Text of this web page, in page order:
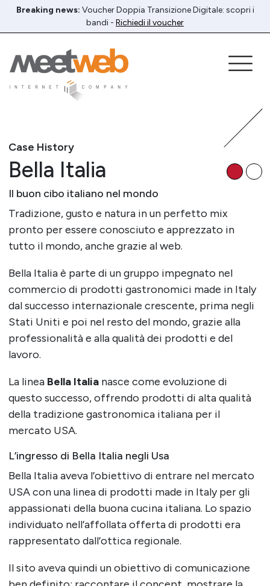
Breaking news: Voucher Doppia Transizione Digitale: scopri i
bandi - Richiedi il voucher
Case History
Bella Italia
Il buon cibo italiano nel mondo
Tradizione, gusto e natura in un perfetto mix
pronto per essere conosciuto e apprezzato in
tutto il mondo, anche grazie al web.
Bella Italia è parte di un gruppo impegnato nel
commercio di prodotti gastronomici made in Italy
dal successo internazionale crescente, prima negli
Stati Uniti e poi nel resto del mondo, grazie alla
professionalità e alla qualità dei prodotti e del
lavoro.
La linea Bella Italianasce come evoluzione di
questo successo, offrendo prodotti di alta qualità
della tradizione gastronomica italiana per il
mercato USA.
L’ingresso di Bella Italia negli Usa
Bella Italia aveva l’obiettivo di entrare nel mercato
USA con una linea di prodotti made in Italy per gli
appassionati della buona cucina italiana. Lo spazio
individuato nell’affollata offerta di prodotti era
rappresentato dall’ottica regionale.
Il sito aveva quindi un obiettivo di comunicazione